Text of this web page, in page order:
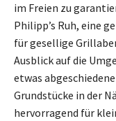
im Freien zu
Philipp’s Ruh, eine
für gesellige
Ausblick auf die
etwas
Grundstücke in der
hervorragend für